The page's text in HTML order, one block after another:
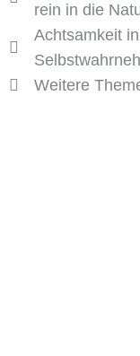
rein in die
Achtsamkeit
Weitere